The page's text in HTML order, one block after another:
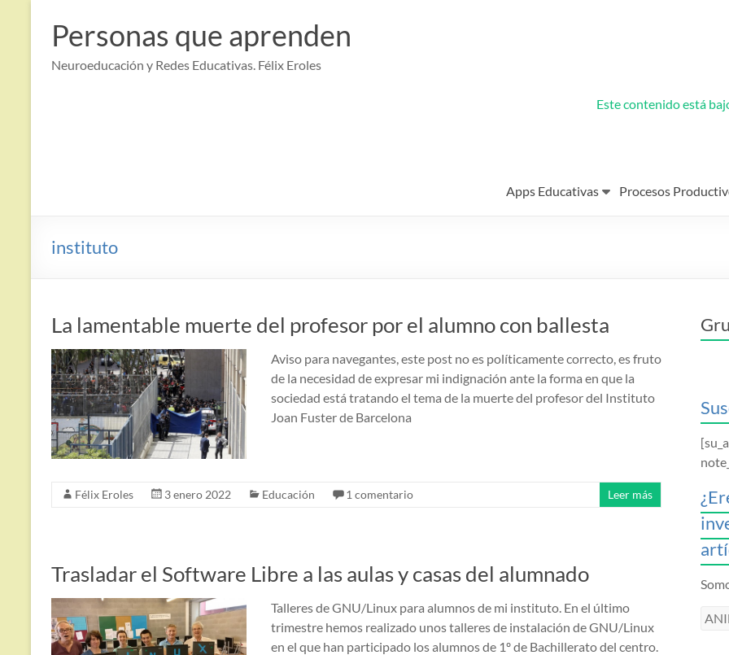
contenido
Personas que aprenden
Neuroeducación y Redes Educativas. Félix Eroles
Este contenido está
Apps Educativas Procesos
instituto
La lamentable muerte del profesor por el alumno con ballesta
Aviso para navegantes, este post no es políticamente correcto, es fruto
de la necesidad de expresar mi indignación ante la forma en que la
sociedad está tratando el tema de la muerte del profesor del Instituto
Joan Fuster de Barcelona
Félix Eroles 3 enero 2022 Educación 1 comentario Leer más
Trasladar el Software Libre a las aulas y casas del alumnado
Talleres de GNU/Linux para alumnos de mi instituto. En el último
trimestre hemos realizado unos talleres de instalación de GNU/Linux
en el que han participado los alumnos de 1º de Bachillerato del centro.